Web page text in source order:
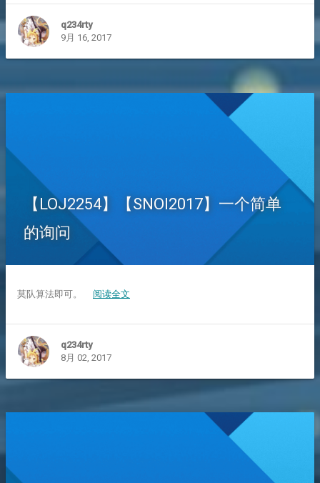
q234rty
9月 16, 2017
【LOJ2254】【SNOI2017】一个简单
的询问
莫队算法即可。 阅读全文
q234rty
8月 02, 2017